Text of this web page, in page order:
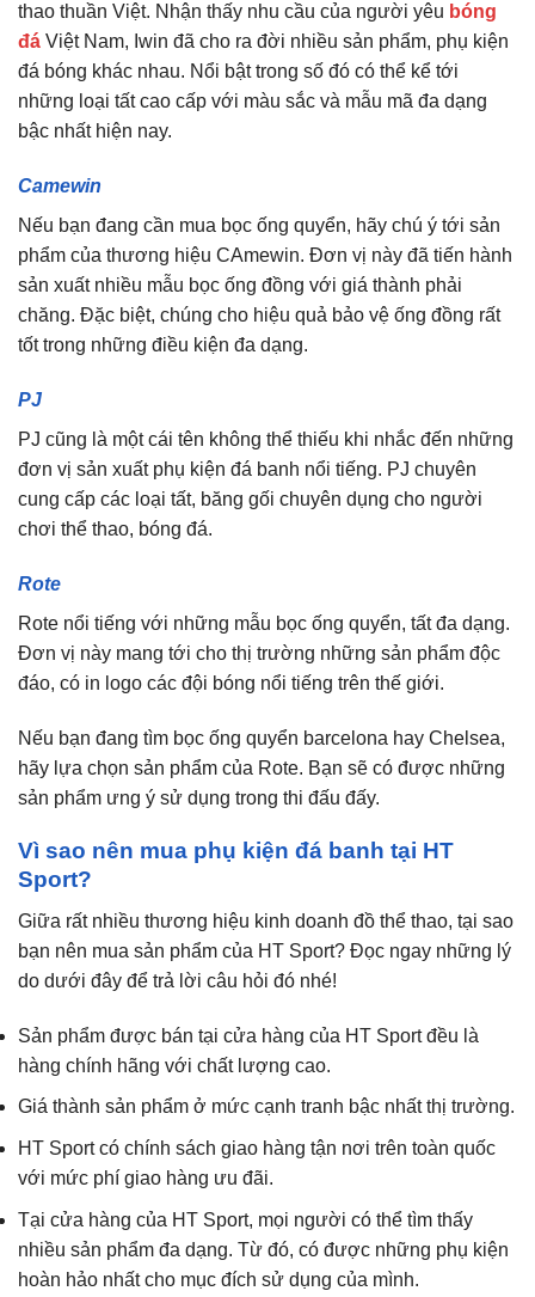
thao thuần Việt. Nhận thấy nhu cầu của người yêu bóng
đá Việt Nam, Iwin đã cho ra đời nhiều sản phẩm, phụ kiện
đá bóng khác nhau. Nổi bật trong số đó có thể kể tới
những loại tất cao cấp với màu sắc và mẫu mã đa dạng
bậc nhất hiện nay.
Camewin
Nếu bạn đang cần mua bọc ống quyển, hãy chú ý tới sản
phẩm của thương hiệu CAmewin. Đơn vị này đã tiến hành
sản xuất nhiều mẫu bọc ống đồng với giá thành phải
chăng. Đặc biệt, chúng cho hiệu quả bảo vệ ống đồng rất
tốt trong những điều kiện đa dạng.
PJ
PJ cũng là một cái tên không thể thiếu khi nhắc đến những
đơn vị sản xuất phụ kiện đá banh nổi tiếng. PJ chuyên
cung cấp các loại tất, băng gối chuyên dụng cho người
chơi thể thao, bóng đá.
Rote
Rote nổi tiếng với những mẫu bọc ống quyển, tất đa dạng.
Đơn vị này mang tới cho thị trường những sản phẩm độc
đáo, có in logo các đội bóng nổi tiếng trên thế giới.
Nếu bạn đang tìm bọc ống quyển barcelona hay Chelsea,
hãy lựa chọn sản phẩm của Rote. Bạn sẽ có được những
sản phẩm ưng ý sử dụng trong thi đấu đấy.
Vì sao nên mua phụ kiện đá banh tại HT
Sport?
Giữa rất nhiều thương hiệu kinh doanh đồ thể thao, tại sao
bạn nên mua sản phẩm của HT Sport? Đọc ngay những lý
do dưới đây để trả lời câu hỏi đó nhé!
Sản phẩm được bán tại cửa hàng của HT Sport đều là
hàng chính hãng với chất lượng cao.
Giá thành sản phẩm ở mức cạnh tranh bậc nhất thị trường.
HT Sport có chính sách giao hàng tận nơi trên toàn quốc
với mức phí giao hàng ưu đãi.
Tại cửa hàng của HT Sport, mọi người có thể tìm thấy
nhiều sản phẩm đa dạng. Từ đó, có được những phụ kiện
hoàn hảo nhất cho mục đích sử dụng của mình.